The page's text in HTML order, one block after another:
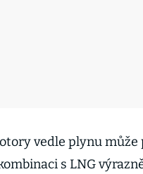
vedle plynu může
s LNG